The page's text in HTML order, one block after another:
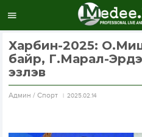
Харбин-2025:
байр, Г.Марал-
эзлэв
Aдмин / Спорт 2025.02.14